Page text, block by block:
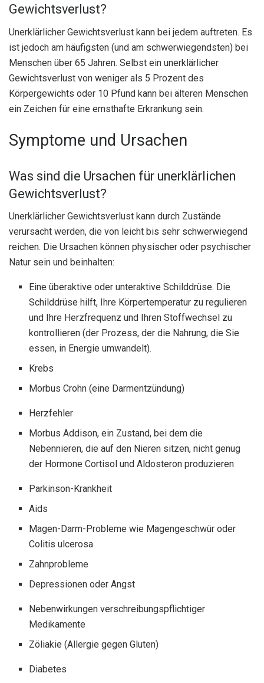
Gewichtsverlust?
Unerklärlicher Gewichtsverlust kann bei jedem auftreten. Es
ist jedoch am häufigsten (und am schwerwiegendsten) bei
Menschen über 65 Jahren. Selbst ein unerklärlicher
Gewichtsverlust von weniger als 5 Prozent des
Körpergewichts oder 10 Pfund kann bei älteren Menschen
ein Zeichen für eine ernsthafte Erkrankung sein.
Symptome und Ursachen
Was sind die Ursachen für unerklärlichen
Gewichtsverlust?
Unerklärlicher Gewichtsverlust kann durch Zustände
verursacht werden, die von leicht bis sehr schwerwiegend
reichen. Die Ursachen können physischer oder psychischer
Natur sein und beinhalten:
Eine überaktive oder unteraktive Schilddrüse. Die
Schilddrüse hilft, Ihre Körpertemperatur zu regulieren
und Ihre Herzfrequenz und Ihren Stoffwechsel zu
kontrollieren (der Prozess, der die Nahrung, die Sie
essen, in Energie umwandelt).
Krebs
Morbus Crohn (eine Darmentzündung)
Herzfehler
Morbus Addison, ein Zustand, bei dem die
Nebennieren, die auf den Nieren sitzen, nicht genug
der Hormone Cortisol und Aldosteron produzieren
Parkinson-Krankheit
Aids
Magen-Darm-Probleme wie Magengeschwür oder
Colitis ulcerosa
Zahnprobleme
Depressionen oder Angst
Nebenwirkungen verschreibungspflichtiger
Medikamente
Zöliakie (Allergie gegen Gluten)
Diabetes